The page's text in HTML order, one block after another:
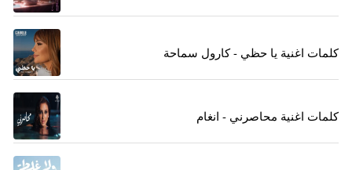
كلمات اغنية يا حظي - كارول سماحة
كلمات اغنية محاصرني - انغام